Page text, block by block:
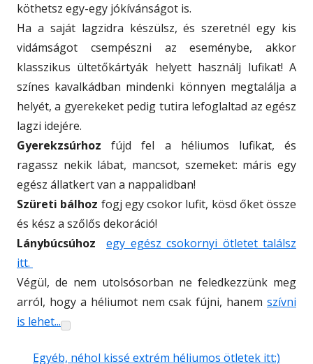
köthetsz egy-egy jókívánságot is.
Ha a saját lagzidra készülsz, és szeretnél egy kis
vidámságot csempészni az eseménybe, akkor
klasszikus ültetőkártyák helyett használj lufikat! A
színes kavalkádban mindenki könnyen megtalálja a
helyét, a gyerekeket pedig tutira lefoglaltad az egész
lagzi idejére.
Gyerekzsúrhoz fújd fel a héliumos lufikat, és
ragassz nekik lábat, mancsot, szemeket: máris egy
egész állatkert van a nappalidban!
Szüreti bálhoz fogj egy csokor lufit, kösd őket össze
és kész a szőlős dekoráció!
Lánybúcsúhoz
egy egész csokornyi ötletet találsz
itt.
Végül, de nem utolsósorban ne feledkezzünk meg
arról, hogy a héliumot nem csak fújni, hanem szívni
is lehet...
Egyéb, néhol kissé extrém héliumos ötletek itt:)